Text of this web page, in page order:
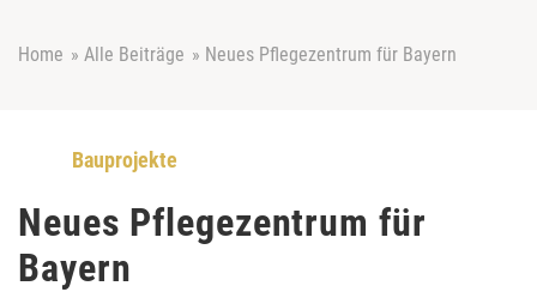
Home » Alle Beiträge » Neues Pflegezentrum für Bayern
Bauprojekte
Neues Pflegezentrum für
Bayern